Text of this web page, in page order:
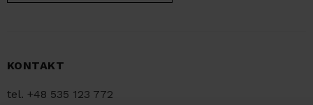
KONTAKT
tel. +48 535 123 772